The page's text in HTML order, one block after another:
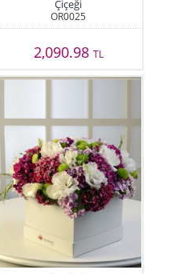
Çiçeği
OR0025
2,090.98 TL